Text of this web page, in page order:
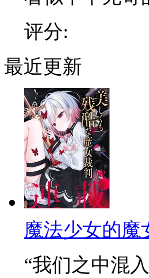
评分:
最近更新
魔法少女的魔
“我们之中混